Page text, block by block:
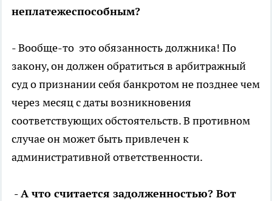
неплатежеспособным?
- Вообще-то это обязанность должника! По
закону, он должен обратиться в арбитражный
суд о признании себя банкротом не позднее чем
через месяц с даты возникновения
соответствующих обстоятельств. В противном
случае он может быть привлечен к
административной ответственности.
- А что считается задолженностью? Вот